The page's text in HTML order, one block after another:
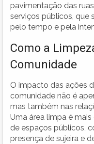
pavimentação das
serviços públicos, que
pelo tempo e pela
Como a
Comunidade
O impacto das ações
comunidade não é
mas também nas
Uma área limpa é
de espaços públicos,
presença de sujeira e